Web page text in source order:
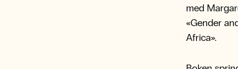
med
«Gender
Africa».